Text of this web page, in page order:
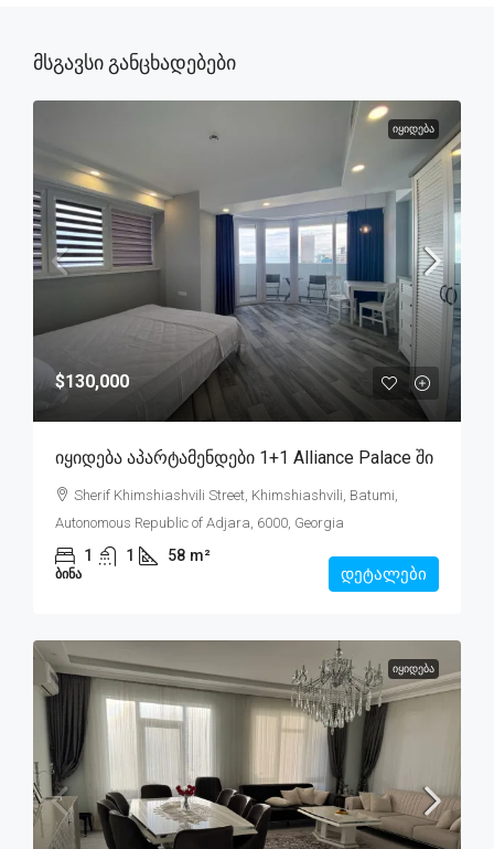
Მსგავსი Განცხადებები
ᲘᲧᲘᲓᲔᲑᲐ
$130,000
Იყიდება Აპარტამენდები 1+1 Alliance Palace Ში
Sherif Khimshiashvili Street, Khimshiashvili, Batumi,
Autonomous Republic of Adjara, 6000, Georgia
1 1 58 m²
ᲑᲘᲜᲐ დეტალები
ᲘᲧᲘᲓᲔᲑᲐ